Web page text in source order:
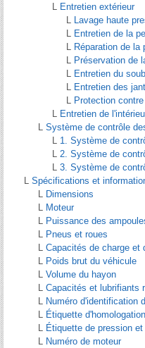
L Entretien extérieur
L Lavage haute
L Entretien de la
L Réparation de la
L Préservation de
L Entretien du
L Entretien des
L Protection
L Entretien de
L Système de contrôle
L 1. Système de
L 2. Système de
L 3. Système de
L Spécifications et
L Dimensions
L Moteur
L Puissance des
L Pneus et roues
L Capacités de charge et
L Poids brut du véhicule
L Volume du hayon
L Capacités et lubrifiants
L Numéro d'identification
L Étiquette
L Étiquette de pression
L Numéro de moteur